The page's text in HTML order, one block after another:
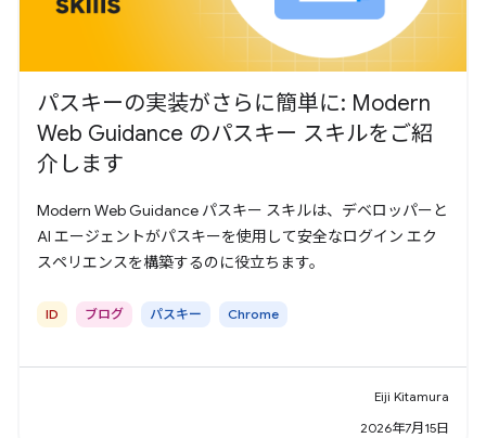
パスキーの実装がさらに簡単に: Modern
Web Guidance のパスキー スキルをご紹
介します
Modern Web Guidance パスキー スキルは、デベロッパーと
AI エージェントがパスキーを使用して安全なログイン エク
スペリエンスを構築するのに役立ちます。
ID ブログ パスキー Chrome
Eiji Kitamura
2026年7月15日